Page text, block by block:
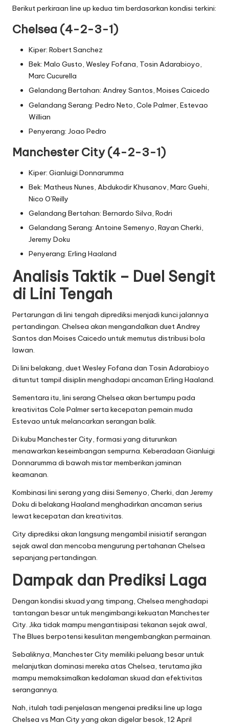
Berikut perkiraan line up kedua tim berdasarkan kondisi terkini:
Chelsea (4-2-3-1)
Kiper: Robert Sanchez
Bek: Malo Gusto, Wesley Fofana, Tosin Adarabioyo,
Marc Cucurella
Gelandang Bertahan: Andrey Santos, Moises Caicedo
Gelandang Serang: Pedro Neto, Cole Palmer, Estevao
Willian
Penyerang: Joao Pedro
Manchester City (4-2-3-1)
Kiper: Gianluigi Donnarumma
Bek: Matheus Nunes, Abdukodir Khusanov, Marc Guehi,
Nico O’Reilly
Gelandang Bertahan: Bernardo Silva, Rodri
Gelandang Serang: Antoine Semenyo, Rayan Cherki,
Jeremy Doku
Penyerang: Erling Haaland
Analisis Taktik – Duel Sengit
di Lini Tengah
Pertarungan di lini tengah diprediksi menjadi kunci jalannya
pertandingan. Chelsea akan mengandalkan duet Andrey
Santos dan Moises Caicedo untuk memutus distribusi bola
lawan.
Di lini belakang, duet Wesley Fofana dan Tosin Adarabioyo
dituntut tampil disiplin menghadapi ancaman Erling Haaland.
Sementara itu, lini serang Chelsea akan bertumpu pada
kreativitas Cole Palmer serta kecepatan pemain muda
Estevao untuk melancarkan serangan balik.
Di kubu Manchester City, formasi yang diturunkan
menawarkan keseimbangan sempurna. Keberadaan Gianluigi
Donnarumma di bawah mistar memberikan jaminan
keamanan.
Kombinasi lini serang yang diisi Semenyo, Cherki, dan Jeremy
Doku di belakang Haaland menghadirkan ancaman serius
lewat kecepatan dan kreativitas.
City diprediksi akan langsung mengambil inisiatif serangan
sejak awal dan mencoba mengurung pertahanan Chelsea
sepanjang pertandingan.
Dampak dan Prediksi Laga
Dengan kondisi skuad yang timpang, Chelsea menghadapi
tantangan besar untuk mengimbangi kekuatan Manchester
City. Jika tidak mampu mengantisipasi tekanan sejak awal,
The Blues berpotensi kesulitan mengembangkan permainan.
Sebaliknya, Manchester City memiliki peluang besar untuk
melanjutkan dominasi mereka atas Chelsea, terutama jika
mampu memaksimalkan kedalaman skuad dan efektivitas
serangannya.
Nah, itulah tadi penjelasan mengenai prediksi line up laga
Chelsea vs Man City yang akan digelar besok, 12 April